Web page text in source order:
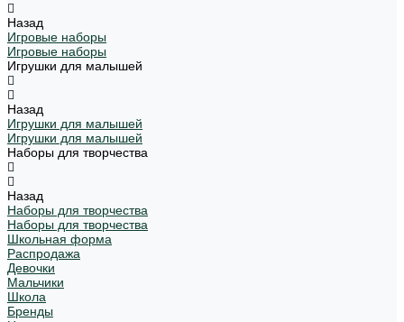
Назад
Игровые наборы
Игровые наборы
Игрушки для малышей
Назад
Игрушки для малышей
Игрушки для малышей
Наборы для творчества
Назад
Наборы для творчества
Наборы для творчества
Школьная форма
Распродажа
Девочки
Мальчики
Школа
Бренды